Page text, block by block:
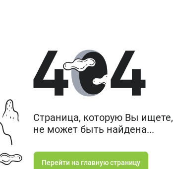
Страница, которую Вы ищете,
не может быть найдена...
Перейти на главную страницу